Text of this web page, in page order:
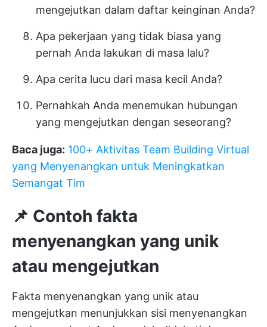
mengejutkan dalam daftar keinginan Anda?
Apa pekerjaan yang tidak biasa yang
pernah Anda lakukan di masa lalu?
Apa cerita lucu dari masa kecil Anda?
Pernahkah Anda menemukan hubungan
yang mengejutkan dengan seseorang?
Baca juga: 100+ Aktivitas Team Building Virtual
yang Menyenangkan untuk Meningkatkan
Semangat Tim
📌 Contoh fakta
menyenangkan yang unik
atau mengejutkan
Fakta menyenangkan yang unik atau
mengejutkan menunjukkan sisi menyenangkan